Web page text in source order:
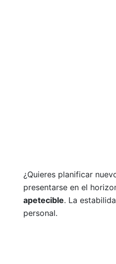
¿Quieres planificar
presentarse en el
apetecible. La
personal.